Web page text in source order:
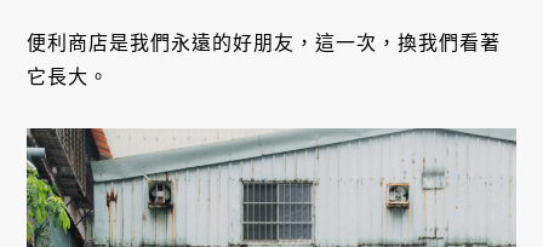
便利商店是我們永遠的好朋友，這一次，換我們看著
它長大。